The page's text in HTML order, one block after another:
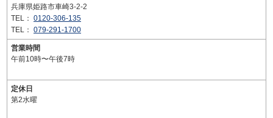
兵庫県姫路市車崎3-2-2
TEL： 0120-306-135
TEL： 079-291-1700
営業時間
午前10時〜午後7時
定休日
第2水曜